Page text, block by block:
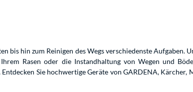
bis hin zum Reinigen des Wegs verschiedenste Aufgaben.
Rasen oder die Instandhaltung von Wegen und
Sie hochwertige Geräte von GARDENA,